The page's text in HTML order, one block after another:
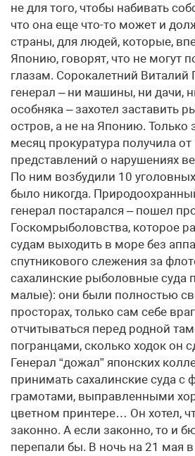
не для того, чтобы набивать
что она еще что-то может и
страны, для людей, которые,
Японию, говорят, что не могут
глазам. Сорокалетний Виталий
генерал – ни машины, ни дачи,
особняка – захотел заставить
остров, а не на Японию. Только
месяц прокуратура получила
представлений о нарушениях
По ним возбудили 10
было никогда.
генерал постарался – пошел
Госкомрыболовства, которое
судам выходить в море без
спутникового слежения за
сахалинские рыболовные суда
малые): они были полностью
просторах, только сам себе
отчитываться перед родной
погранцами, сколько ходок он
Генерал “дожал” японских
принимать сахалинские суда с
грамотами, выправленными
цветном принтере… Он хотел,
законно. А если законно, то и
перепали бы. В ночь на 21 мая в